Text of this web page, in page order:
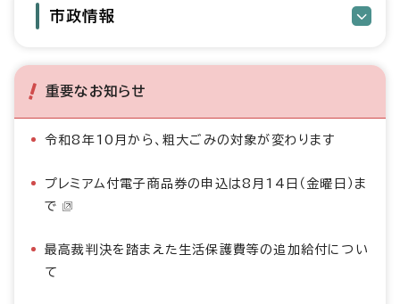
市政情報
重要なお知らせ
令和8年10月から、粗大ごみの対象が変わります
プレミアム付電子商品券の申込は8月14日（金曜日）ま
で
最高裁判決を踏まえた生活保護費等の追加給付につい
て